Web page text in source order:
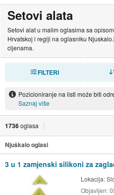
Setovi alata
Setovi alat u malim oglasima sa
Hrvatskoj i regiji na oglasniku
cijenama.
FILTERI
Pozicioniranje na listi može biti
Saznaj više
1736oglasa
Njuškalo oglasi
3 u 1 zamjenski silikoni za
Lokacija:
Objavljen: